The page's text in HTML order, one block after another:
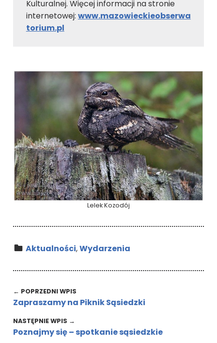
Kulturalnej. Więcej informacji na stronie
internetowej: www.mazowieckieobserwa
torium.pl
Lelek Kozodój
Kategoria:
Aktualności,Wydarzenia
Nawigacja wpisu
← POPRZEDNI WPIS
Zapraszamy na Piknik Sąsiedzki
NASTĘPNIE WPIS →
Poznajmy się – spotkanie sąsiedzkie